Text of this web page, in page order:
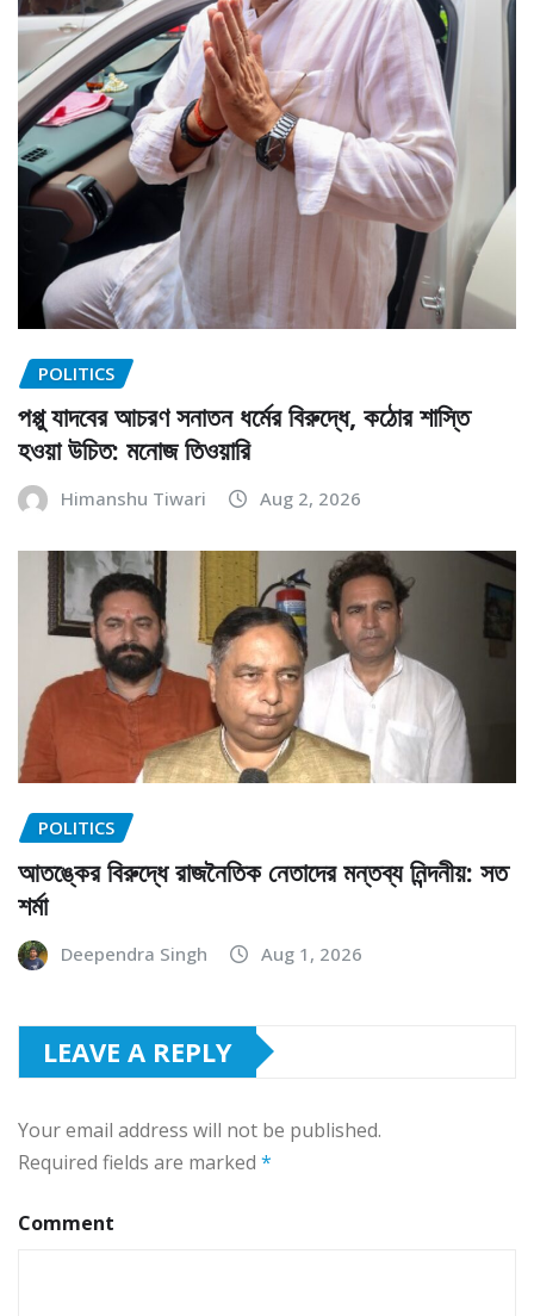
POLITICS
পপ্পু যাদবের আচরণ সনাতন ধর্মের বিরুদ্ধে, কঠোর শাস্তি
হওয়া উচিত: মনোজ তিওয়ারি
Himanshu Tiwari Aug 2, 2026
POLITICS
আতঙ্কের বিরুদ্ধে রাজনৈতিক নেতাদের মন্তব্য নিন্দনীয়: সত
শর্মা
Deependra Singh Aug 1, 2026
LEAVE A REPLY
Your email address will not be published.
Required fields are marked *
Comment